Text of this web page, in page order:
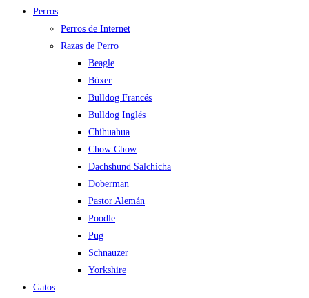
Perros
Perros de Internet
Razas de Perro
Beagle
Bóxer
Bulldog Francés
Bulldog Inglés
Chihuahua
Chow Chow
Dachshund Salchicha
Doberman
Pastor Alemán
Poodle
Pug
Schnauzer
Yorkshire
Gatos